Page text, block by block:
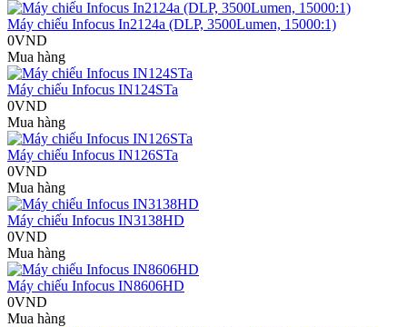
Máy chiếu Infocus In2124a (DLP, 3500Lumen, 15000:1)
0VND
Mua hàng
Máy chiếu Infocus IN124STa
0VND
Mua hàng
Máy chiếu Infocus IN126STa
0VND
Mua hàng
Máy chiếu Infocus IN3138HD
0VND
Mua hàng
Máy chiếu Infocus IN8606HD
0VND
Mua hàng